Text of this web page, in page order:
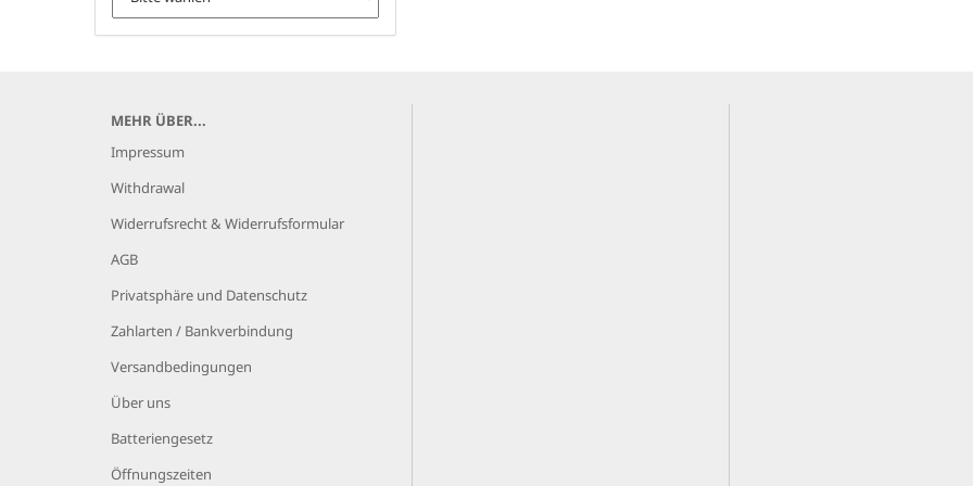
MEHR ÜBER...
Impressum
Withdrawal
Widerrufsrecht & Widerrufsformular
AGB
Privatsphäre und Datenschutz
Zahlarten / Bankverbindung
Versandbedingungen
Über uns
Batteriengesetz
Öffnungszeiten